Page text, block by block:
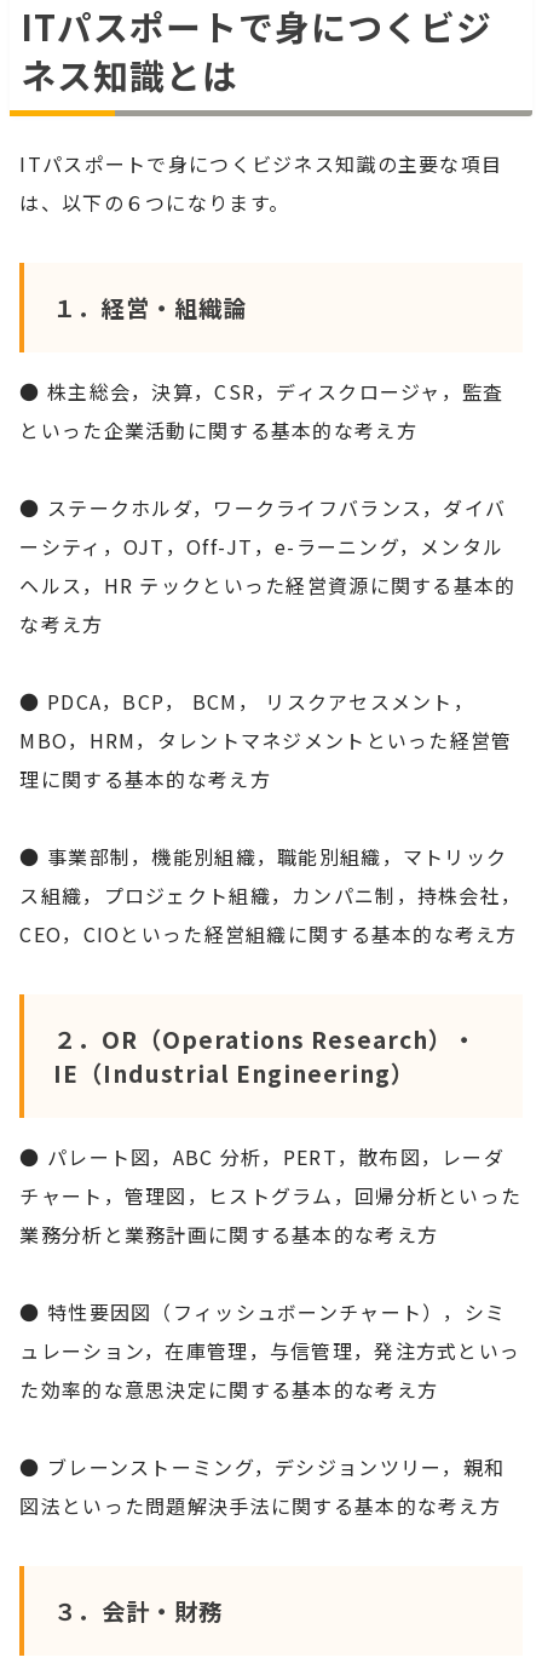
ITパスポートで身につくビジ
ネス知識とは
ITパスポートで身につくビジネス知識の主要な項目
は、以下の６つになります。
１．経営・組織論
● 株主総会，決算，CSR，ディスクロージャ，監査
といった企業活動に関する基本的な考え方
● ステークホルダ，ワークライフバランス，ダイバ
ーシティ，OJT，Off-JT，e-ラーニング，メンタル
ヘルス，HR テックといった経営資源に関する基本的
な考え方
● PDCA，BCP， BCM， リスクアセスメント，
MBO，HRM，タレントマネジメントといった経営管
理に関する基本的な考え方
● 事業部制，機能別組織，職能別組織，マトリック
ス組織，プロジェクト組織，カンパニ制，持株会社，
CEO，CIOといった経営組織に関する基本的な考え方
２．OR（Operations Research）・
IE（Industrial Engineering）
● パレート図，ABC 分析，PERT，散布図，レーダ
チャート，管理図，ヒストグラム，回帰分析といった
業務分析と業務計画に関する基本的な考え方
● 特性要因図（フィッシュボーンチャート），シミ
ュレーション，在庫管理，与信管理，発注方式といっ
た効率的な意思決定に関する基本的な考え方
● ブレーンストーミング，デシジョンツリー，親和
図法といった問題解決手法に関する基本的な考え方
３．会計・財務